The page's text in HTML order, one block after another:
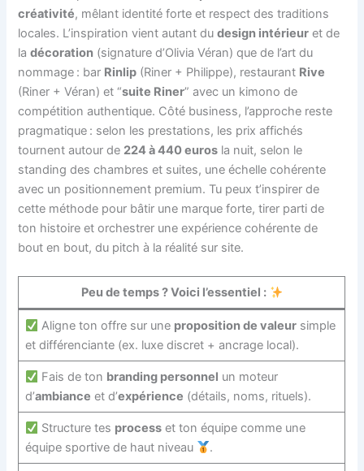
créativité, mêlant identité forte et respect des traditions
locales. L’inspiration vient autant dudesign intérieur et de
ladécoration (signature d’Olivia Véran) que de l’art du
nommage : bar Rinlip (Riner + Philippe), restaurant Rive
(Riner + Véran) et “suite Riner” avec un kimono de
compétition authentique. Côté business, l’approche reste
pragmatique : selon les prestations, les prix affichés
tournent autour de 224 à 440 euros la nuit, selon le
standing des chambres et suites, une échelle cohérente
avec un positionnement premium. Tu peux t’inspirer de
cette méthode pour bâtir une marque forte, tirer parti de
ton histoire et orchestrer une expérience cohérente de
bout en bout, du pitch à la réalité sur site.
Peu de temps ? Voici l’essentiel :
Aligne ton offre sur une proposition de valeur simple
et différenciante (ex. luxe discret + ancrage local).
Fais de ton branding personnel un moteur
d’ambiance et d’expérience (détails, noms, rituels).
Structure tes process et ton équipe comme une
équipe sportive de haut niveau
.